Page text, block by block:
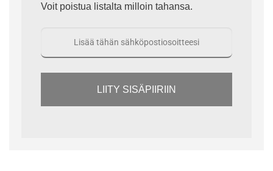
Voit poistua listalta milloin tahansa.
LIITY SISÄPIIRIIN